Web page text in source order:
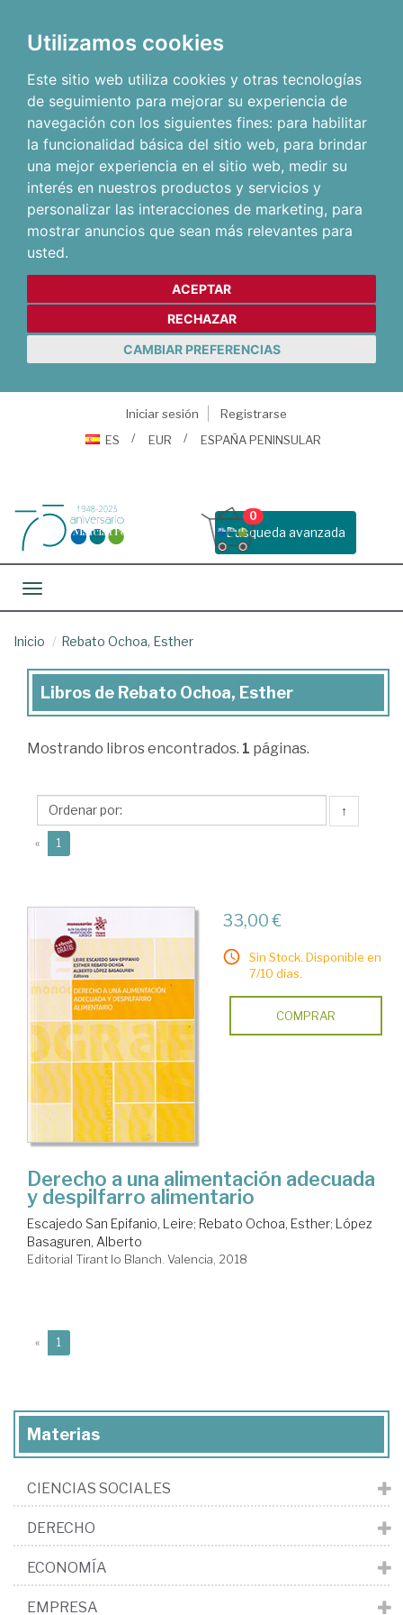
Utilizamos cookies
Este sitio web utiliza cookies y otras tecnologías
de seguimiento para mejorar su experiencia de
navegación con los siguientes fines: para habilitar
la funcionalidad básica del sitio web, para brindar
una mejor experiencia en el sitio web, medir su
interés en nuestros productos y servicios y
personalizar las interacciones de marketing, para
mostrar anuncios que sean más relevantes para
usted.
ACEPTAR
RECHAZAR
CAMBIAR PREFERENCIAS
Iniciar sesión
Registrarse
ES
EUR ESPAÑA PENINSULAR
Busqueda avanzada
0
Toggle navigation
Inicio Rebato Ochoa, Esther
Libros
Rebato
Esther
Libros de Rebato Ochoa, Esther
Mostrando libros encontrados. 1 páginas.
↑
« 1
33,00 €
Sin Stock. Disponible en
7/10 días.
COMPRAR
Derecho a una alimentación adecuada
y despilfarro alimentario
Escajedo San Epifanio, Leire; Rebato Ochoa, Esther; López
Basaguren, Alberto
Editorial Tirant lo Blanch. Valencia, 2018
« 1
Materias
CIENCIAS SOCIALES
DERECHO
ECONOMÍA
EMPRESA